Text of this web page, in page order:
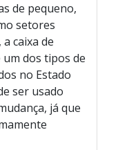
de pequeno,
setores
caixa de
dos tipos de
no Estado
ser usado
já que